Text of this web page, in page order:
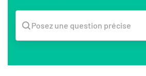
Posez une question précise